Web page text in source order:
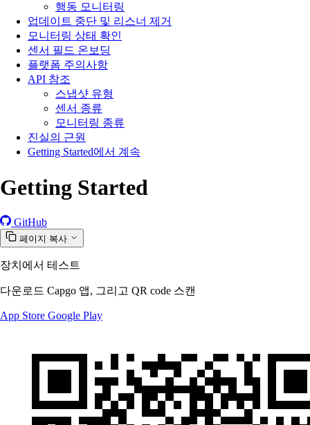
행동 모니터링
업데이트 중단 및 리스너 제거
모니터링 상태 확인
센서 필드 온보딩
플랫폼 주의사항
API 참조
스냅샷 유형
센서 종류
모니터링 종류
진실의 근원
Getting Started에서 계속
Getting Started
GitHub
페이지 복사
장치에서 테스트
다운로드 Capgo 앱, 그리고 QR code 스캔
App Store Google Play